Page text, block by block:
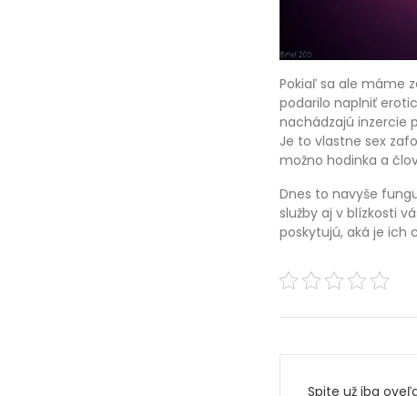
Pokiaľ sa ale máme
podarilo naplniť
nachádzajú inzercie
Je to vlastne sex
možno hodinka a
Dnes to navyše
služby aj v blízkosti
poskytujú, aká je ich
Spite už iba